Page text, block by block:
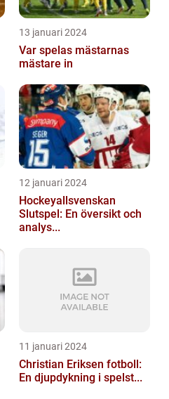
13 januari 2024
Var spelas mästarnas
mästare in
12 januari 2024
Hockeyallsvenskan
Slutspel: En översikt och
analys...
11 januari 2024
Christian Eriksen fotboll:
En djupdykning i spelst...